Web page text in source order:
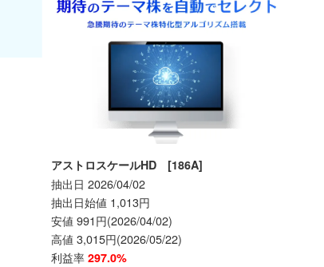
アストロスケールHD [186A]
抽出日 2026/04/02
抽出日始値 1,013円
安値 991円(2026/04/02)
高値 3,015円(2026/05/22)
利益率 297.0%